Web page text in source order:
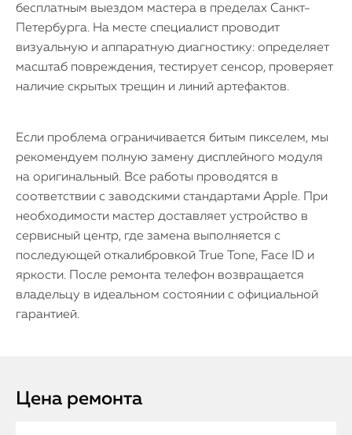
бесплатным выездом мастера в пределах Санкт-
Петербурга. На месте специалист проводит
визуальную и аппаратную диагностику: определяет
масштаб повреждения, тестирует сенсор, проверяет
наличие скрытых трещин и линий артефактов.
Если проблема ограничивается битым пикселем, мы
рекомендуем полную замену дисплейного модуля
на оригинальный. Все работы проводятся в
соответствии с заводскими стандартами Apple. При
необходимости мастер доставляет устройство в
сервисный центр, где замена выполняется с
последующей откалибровкой True Tone, Face ID и
яркости. После ремонта телефон возвращается
владельцу в идеальном состоянии с официальной
гарантией.
Цена ремонта